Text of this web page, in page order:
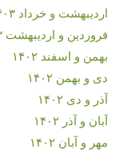
اردیبهشت و خرداد ۱۴۰۳
فروردین و اردیبهشت ۱۴۰۳
بهمن و اسفند ۱۴۰۲
دی و بهمن ۱۴۰۲
آذر و دی ۱۴۰۲
آبان و آذر ۱۴۰۲
مهر و آبان ۱۴۰۲